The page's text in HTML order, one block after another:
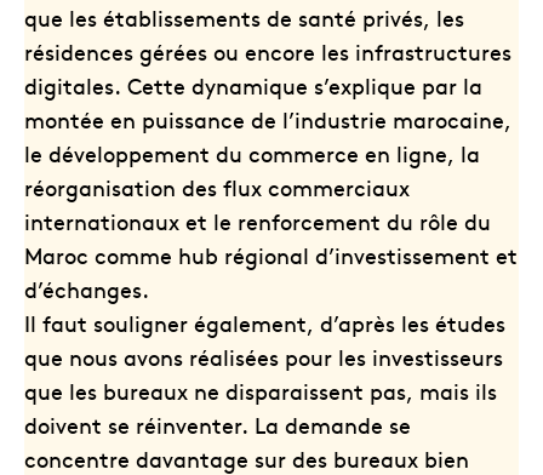
que les établissements de santé privés, les
résidences gérées ou encore les infrastructures
digitales. Cette dynamique s’explique par la
montée en puissance de l’industrie marocaine,
le développement du commerce en ligne, la
réorganisation des flux commerciaux
internationaux et le renforcement du rôle du
Maroc comme hub régional d’investissement et
d’échanges.
Il faut souligner également, d’après les études
que nous avons réalisées pour les investisseurs
que les bureaux ne disparaissent pas, mais ils
doivent se réinventer. La demande se
concentre davantage sur des bureaux bien